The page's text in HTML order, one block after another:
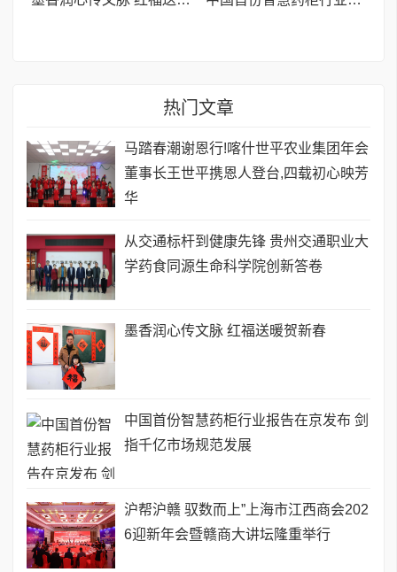
热门文章
马踏春潮谢恩行!喀什世平农业集团年会
董事长王世平携恩人登台,四载初心映芳
华
从交通标杆到健康先锋 贵州交通职业大
学药食同源生命科学院创新答卷
墨香润心传文脉 红福送暖贺新春
中国首份智慧药柜行业报告在京发布 剑
指千亿市场规范发展
沪帮沪赣 驭数而上”上海市江西商会202
6迎新年会暨赣商大讲坛隆重举行